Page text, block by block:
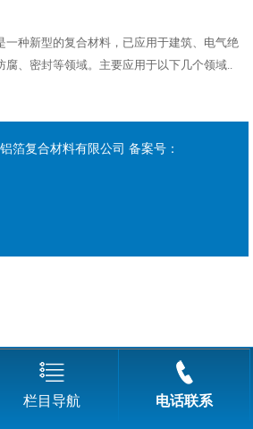
一种新型的复合材料，已应用于建筑、电气绝
、密封等领域。主要应用于以下几个领域..
箔复合材料有限公司 备案号：
栏目导航 电话联系